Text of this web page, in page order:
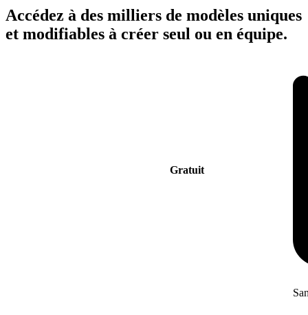
Accédez à des milliers de modèles uniques
et modifiables à créer seul ou en équipe.
Gratuit